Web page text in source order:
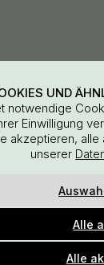
Inre
- 2026
UND
notwendige
Einwilligung
akzeptieren,
unserer
Alle
Alle